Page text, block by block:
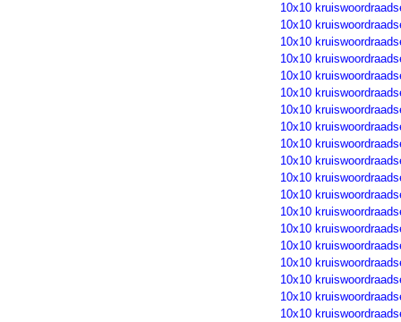
10x10
10x10
10x10
10x10
10x10
10x10
10x10
10x10
10x10
10x10
10x10
10x10
10x10
10x10
10x10
10x10
10x10
10x10
10x10